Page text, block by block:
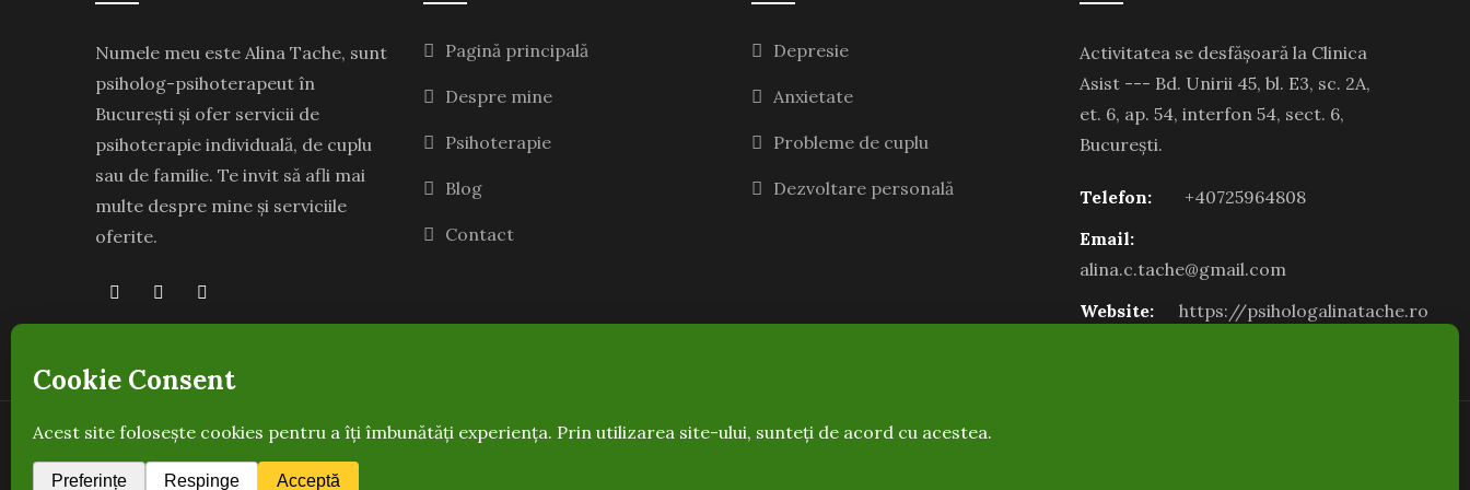
Numele meu este Alina Tache, sunt
psiholog-psihoterapeut în
București și ofer servicii de
psihoterapie individuală, de cuplu
sau de familie. Te invit să afli mai
multe despre mine și serviciile
oferite.
Pagină principală
Despre mine
Psihoterapie
Blog
Contact
Depresie
Anxietate
Probleme de cuplu
Dezvoltare personală
Activitatea se desfășoară la Clinica
Asist --- Bd. Unirii 45, bl. E3, sc. 2A,
et. 6, ap. 54, interfon 54, sect. 6,
București.
Telefon:
+40725964808
Email:
alina.c.tache@gmail.com
Website:
https://psihologalinatache.ro
© Copyright 2020-2026 Alina Tache
GDPR
Termeni și condiții||Cookies